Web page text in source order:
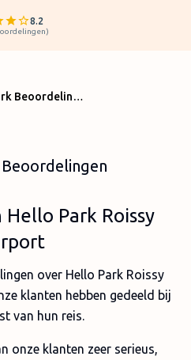
8.2
)
Hello Park Beoordelingen
Park Roissy
over Hello Park Roissy
klanten hebben gedeeld bij
van hun reis.
onze klanten zeer serieus,